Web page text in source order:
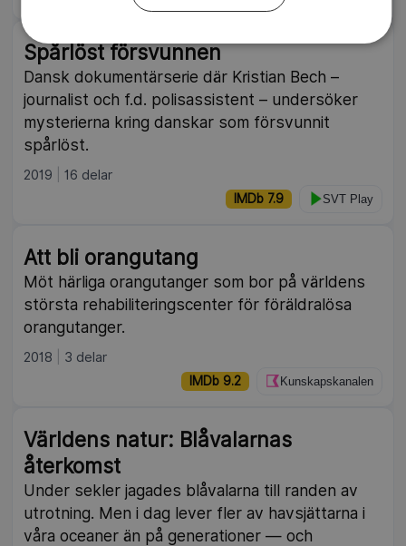
Spårlöst försvunnen
Dansk dokumentärserie där Kristian Bech –
journalist och f.d. polisassistent – undersöker
mysterierna kring danskar som försvunnit
spårlöst.
2019 16 delar
IMDb 7.9 SVT Play
Att bli orangutang
Möt härliga orangutanger som bor på världens
största rehabiliteringscenter för föräldralösa
orangutanger.
2018 3 delar
IMDb 9.2 Kunskapskanalen
Världens natur: Blåvalarnas
återkomst
Under sekler jagades blåvalarna till randen av
utrotning. Men i dag lever fler av havsjättarna i
våra oceaner än på generationer — och